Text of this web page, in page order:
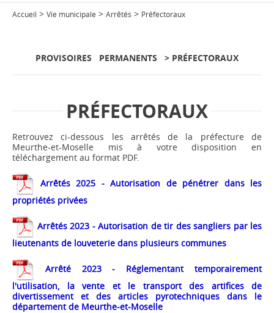
Accueil > Vie municipale > Arrêtés > Préfectoraux
PROVISOIRES PERMANENTS > PRÉFECTORAUX
PRÉFECTORAUX
Retrouvez ci-dessous les arrêtés de la préfecture de
Meurthe-et-Moselle mis à votre disposition en
téléchargement au format PDF.
Arrêtés 2025 - Autorisation de pénétrer dans les
propriétés privées
Arrêtés 2023 - Autorisation de tir des sangliers par les
lieutenants de louveterie dans plusieurs communes
Arrêté 2023 - Réglementant temporairement
l'utilisation, la vente et le transport des artifices de
divertissement et des articles pyrotechniques dans le
département de Meurthe-et-Moselle